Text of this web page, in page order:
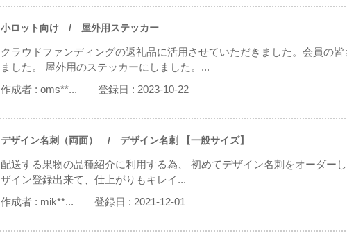
小ロット向け / 屋外用ステッカー
クラウドファンディングの返礼品に活用させていただきました。会員の
ました。 屋外用のステッカーにしました。...
作成者 : oms**... 登録日 : 2023-10-22
デザイン名刺（両面） / デザイン名刺 【一般サイズ】
配送する果物の品種紹介に利用する為、 初めてデザイン名刺をオーダー
ザイン登録出来て、仕上がりもキレイ...
作成者 : mik**... 登録日 : 2021-12-01